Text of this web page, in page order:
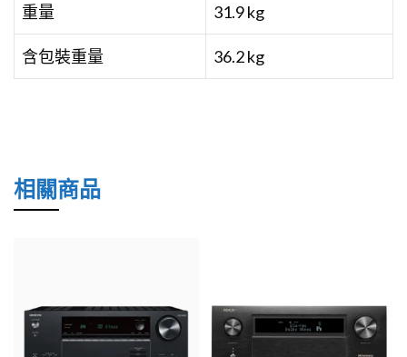
重量 31.9 kg
含包裝重量 36.2 kg
相關商品